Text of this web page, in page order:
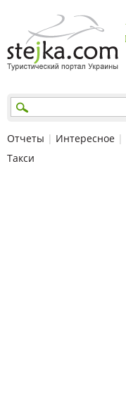
Отчеты | Интересное |
Такси